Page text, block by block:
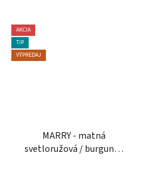
AKCIA
TIP
VÝPREDAJ
MARRY - matná
svetloružová / burgundy